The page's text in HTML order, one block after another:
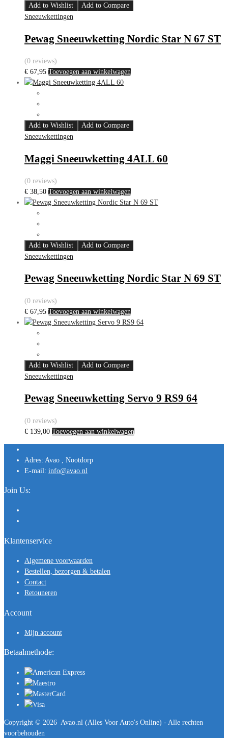
Add to Wishlist
Add to Compare
Sneeuwkettingen
Pewag Sneeuwketting Nordic Star N 67 ST
(0 reviews)
€ 67,95 Toevoegen aan winkelwagen
Add to Wishlist
Add to Compare
Sneeuwkettingen
Maggi Sneeuwketting 4ALL 60
(0 reviews)
€ 38,50 Toevoegen aan winkelwagen
Add to Wishlist
Add to Compare
Sneeuwkettingen
Pewag Sneeuwketting Nordic Star N 69 ST
(0 reviews)
€ 67,95 Toevoegen aan winkelwagen
Add to Wishlist
Add to Compare
Sneeuwkettingen
Pewag Sneeuwketting Servo 9 RS9 64
(0 reviews)
€ 139,00 Toevoegen aan winkelwagen
Adres: Avao , Nootdorp
E-mail: info@avao.nl
Join Us:
Klantenservice
Algemene voorwaarden
Bestellen, bezorgen & betalen
Contact
Retouneren
Account
Mijn account
Betaalmethode:
Copyright © 2026 Avao.nl (Alles Voor Auto's Online) - Alle rechten
voorbehouden